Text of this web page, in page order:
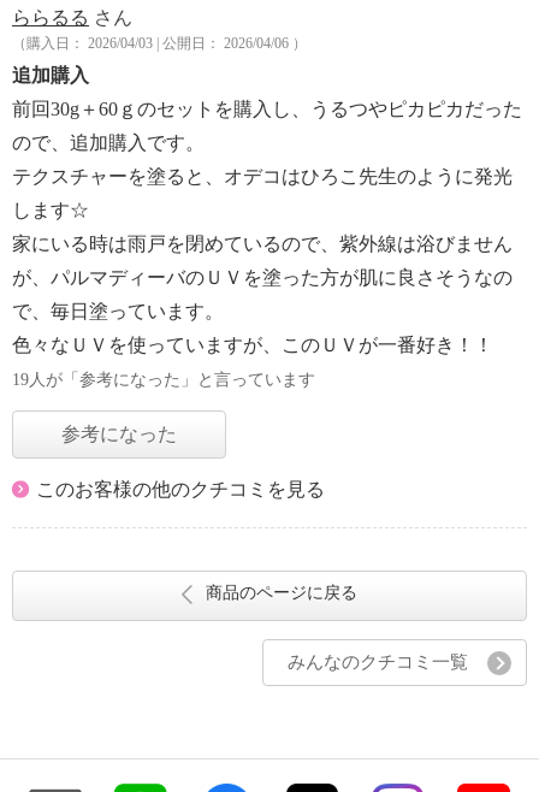
ららるる さん
（購入日： 2026/04/03 | 公開日： 2026/04/06 ）
追加購入
前回30g＋60ｇのセットを購入し、うるつやピカピカだった
ので、追加購入です。
テクスチャーを塗ると、オデコはひろこ先生のように発光
します☆
家にいる時は雨戸を閉めているので、紫外線は浴びません
が、パルマディーバのＵＶを塗った方が肌に良さそうなの
で、毎日塗っています。
色々なＵＶを使っていますが、このＵＶが一番好き！！
19人が「参考になった」と言っています
参考になった
このお客様の他のクチコミを見る
商品のページに戻る
みんなのクチコミ一覧